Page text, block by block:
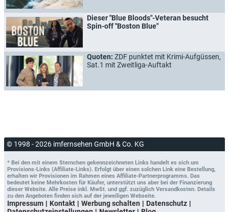
Dieser "Blue Bloods"-Veteran besucht
Spin-off "Boston Blue"
Quoten: ZDF punktet mit Krimi-Aufgüssen,
Sat.1 mit Zweitliga-Auftakt
© 1998 - 2026 imfernsehen GmbH & Co. KG
* Bei den mit einem Sternchen gekennzeichneten Links handelt es sich um
Provisions-Links (Affiliate-Links). Erfolgt über einen solchen Link eine Bestellung,
erhalten wir Provisionen im Rahmen eines Affiliate-Partnerprogramms. Das
bedeutet keine Mehrkosten für Käufer, unterstützt uns aber bei der Finanzierung
dieser Website. Alle Preise inkl. MwSt. und ggf. zuzüglich Versandkosten. Details
zu den Angeboten finden sich auf der jeweiligen Webseite.
Impressum Kontakt Werbung schalten
Datenschutz